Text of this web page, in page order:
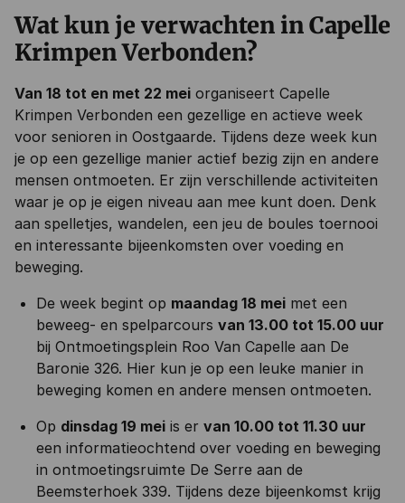
Wat kun je verwachten in Capelle
Krimpen Verbonden?
Van 18 tot en met 22 mei organiseert Capelle
Krimpen Verbonden een gezellige en actieve week
voor senioren in Oostgaarde. Tijdens deze week kun
je op een gezellige manier actief bezig zijn en andere
mensen ontmoeten. Er zijn verschillende activiteiten
waar je op je eigen niveau aan mee kunt doen. Denk
aan spelletjes, wandelen, een jeu de boules toernooi
en interessante bijeenkomsten over voeding en
beweging.
De week begint op maandag 18 mei met een
beweeg- en spelparcours van 13.00 tot 15.00 uur
bij Ontmoetingsplein Roo Van Capelle aan De
Baronie 326. Hier kun je op een leuke manier in
beweging komen en andere mensen ontmoeten.
Op dinsdag 19 mei is er van 10.00 tot 11.30 uur
een informatieochtend over voeding en beweging
in ontmoetingsruimte De Serre aan de
Beemsterhoek 339. Tijdens deze bijeenkomst krijg